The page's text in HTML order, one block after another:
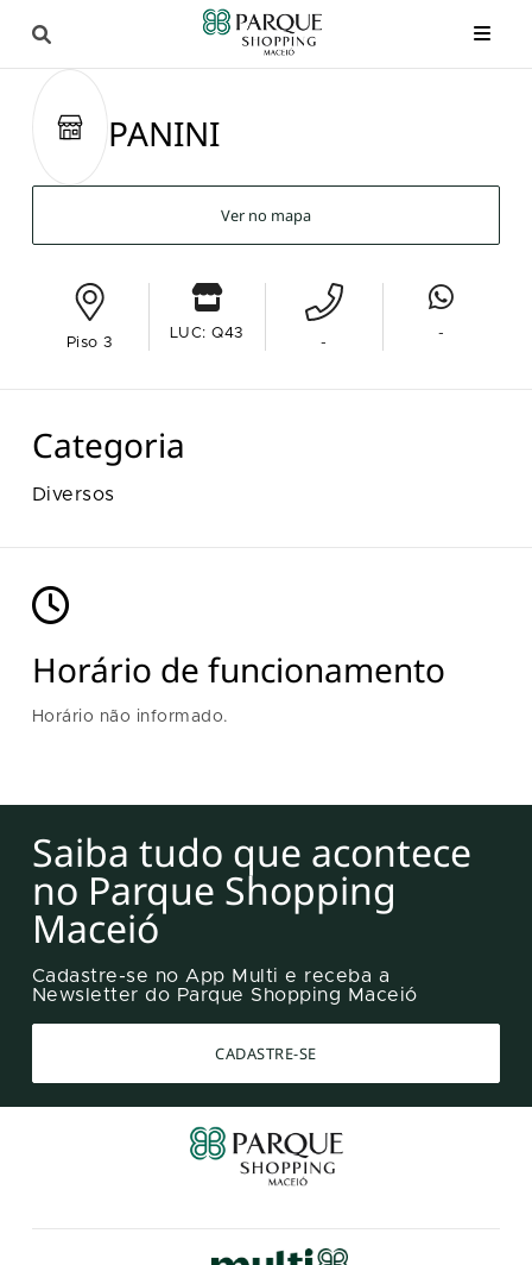
PANINI
Ver no mapa
Piso 3
LUC: Q43
-
-
Horário de funcionamento
Horário não informado.
Categoria
Diversos
Saiba tudo que acontece
no Parque Shopping
Maceió
Cadastre-se no App Multi e receba a
Newsletter do Parque Shopping Maceió
CADASTRE-SE